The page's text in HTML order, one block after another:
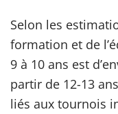
Selon les
formation et de
9 à 10 ans est
partir de 12-13
liés aux tournois